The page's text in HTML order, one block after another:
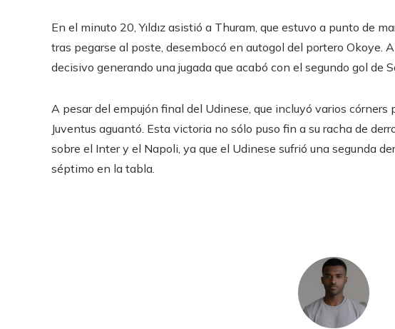
En el minuto 20, Yıldız asistió a Thuram, que estuvo a punto de
tras pegarse al poste, desembocó en autogol del portero Okoye.
decisivo generando una jugada que acabó con el segundo gol de
A pesar del empujón final del Udinese, que incluyó varios córners
Juventus aguantó. Esta victoria no sólo puso fin a su racha de
sobre el Inter y el Napoli, ya que el Udinese sufrió una segunda
séptimo en la tabla.